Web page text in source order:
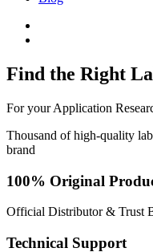
Find the Right
For yourApplication
Thousand of high-quality
brand
100% Original
Official Distributor & Trust
Technical Support